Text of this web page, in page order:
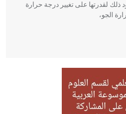
ذلك لقدرتها على تغيير درجة حرارة
الجو،
في الطب أربعة مؤلفات هي:
ورسالته في جروح الرأس. ويعود
الدين والفلسفة.